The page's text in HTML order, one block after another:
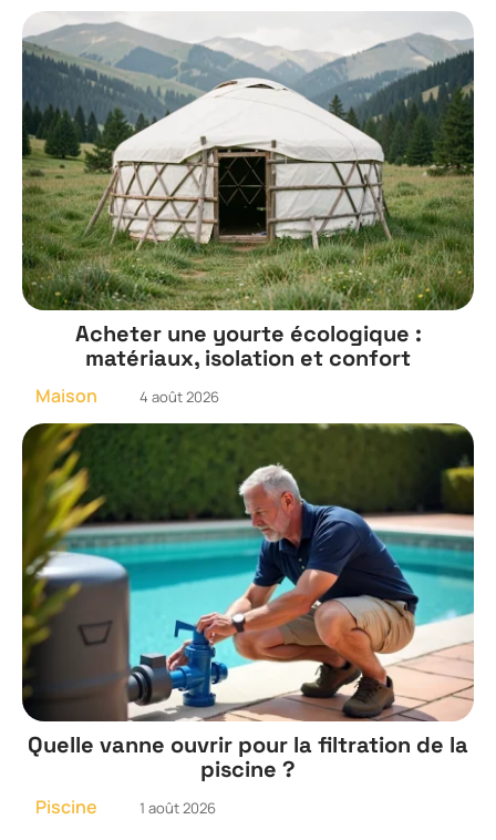
Acheter une yourte écologique :
matériaux, isolation et confort
Maison 4 août 2026
Quelle vanne ouvrir pour la filtration de la
piscine ?
Piscine 1 août 2026